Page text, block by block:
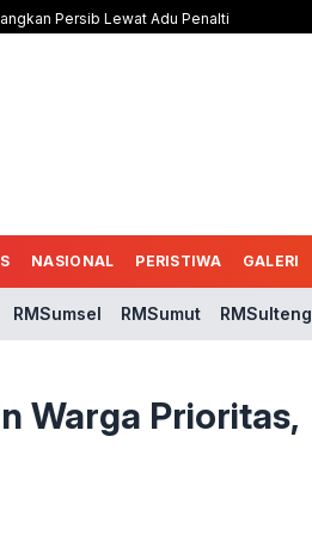
Persib Lewat Adu Penalti
NASIONAL PERISTIWA GALERI
RMSumsel RMSumut RMSulteng
Warga Prioritas,